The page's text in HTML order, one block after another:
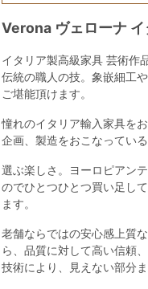
Verona ヴェローナ
イタリア製高級家具 芸術作
伝統の職人の技。象嵌細工
ご堪能頂けます。
憧れのイタリア輸入家具を
企画、製造をおこなってい
選ぶ楽しさ。ヨーロピアン
のでひとつひとつ買い足し
ます。
老舗ならではの安心感上質
ら、品質に対して高い信頼
技術により、見えない部分